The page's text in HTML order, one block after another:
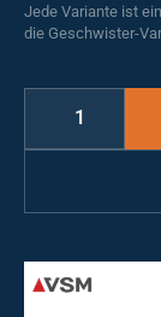
Jede Variante ist
die Geschwister-